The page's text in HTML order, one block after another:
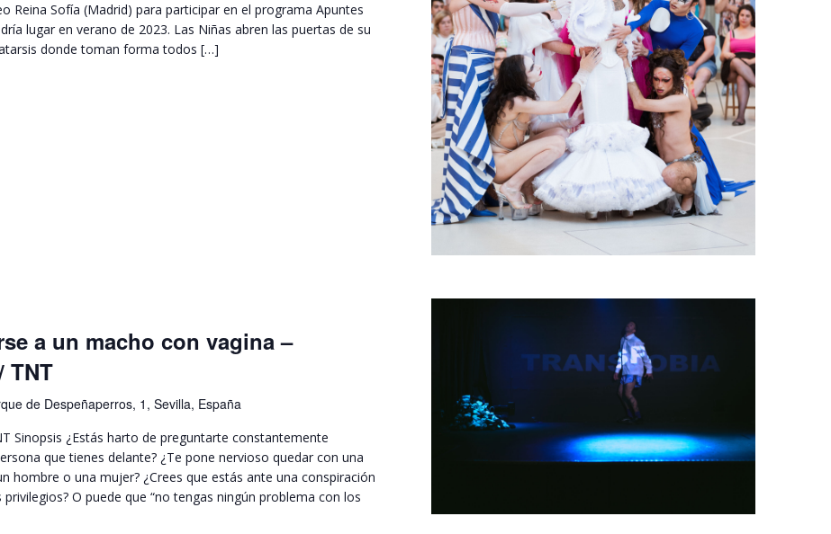
Reina Sofía (Madrid) para participar en el programa Apuntes
lugar en verano de 2023. Las Niñas abren las puertas de su
donde toman forma todos […]
a un macho con vagina –
TNT
de Despeñaperros, 1, Sevilla, España
Sinopsis ¿Estás harto de preguntarte constantemente
que tienes delante? ¿Te pone nervioso quedar con una
hombre o una mujer? ¿Crees que estás ante una conspiración
O puede que “no tengas ningún problema con los